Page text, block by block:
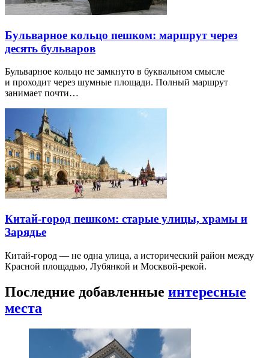
Бульварное кольцо пешком: маршрут через
десять бульваров
Бульварное кольцо не замкнуто в буквальном смысле
и проходит через шумные площади. Полный маршрут
занимает почти…
Китай-город пешком: старые улицы, храмы и
Зарядье
Китай-город — не одна улица, а исторический район между
Красной площадью, Лубянкой и Москвой-рекой.
Последние добавленные интересные
места